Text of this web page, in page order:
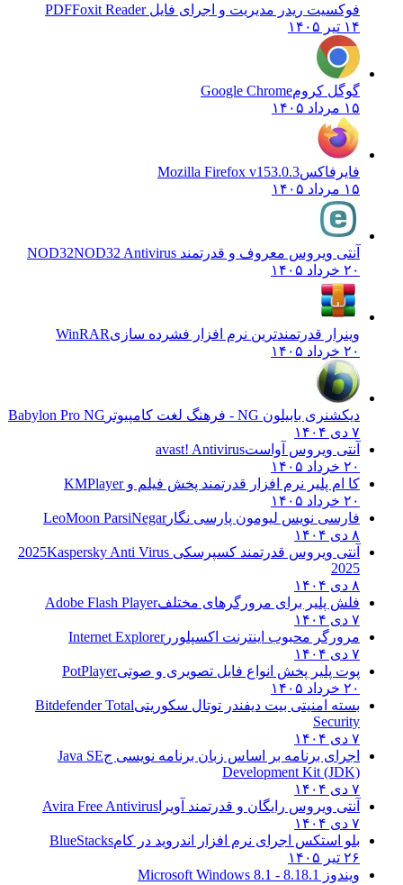
فوکسیت ریدر مدیریت و اجرای فایل PDFFoxit Reader
۱۴ تیر ۱۴۰۵
گوگل کرومGoogle Chrome
۱۵ مرداد ۱۴۰۵
فایرفاکسMozilla Firefox v153.0.3
۱۵ مرداد ۱۴۰۵
آنتی ویروس معروف و قدرتمند NOD32 NOD32 Antivirus
۲۰ خرداد ۱۴۰۵
وینرار قدرتمندترین نرم افزار فشرده سازیWinRAR
۲۰ خرداد ۱۴۰۵
دیکشنری بابیلون NG - فرهنگ لغت کامپیوتر
Babylon Pro NG
۷ دی ۱۴۰۴
آنتی ویروس آواستavast! Antivirus
۲۰ خرداد ۱۴۰۵
کا ام پلیر نرم افزار قدرتمند پخش فیلم وKMPlayer
۲۰ خرداد ۱۴۰۵
فارسی نویس لیومون پارسی نگارLeoMoon ParsiNegar
۸ دی ۱۴۰۴
آنتی ویروس قدرتمند کسپرسکی 2025 Kaspersky Anti Virus
2025
۸ دی ۱۴۰۴
فلش پلیر برای مرورگرهای مختلفAdobe Flash Player
۷ دی ۱۴۰۴
مرورگر محبوب اینترنت اکسپلوررInternet Explorer
۷ دی ۱۴۰۴
پوت پلیر پخش انواع فایل تصویری و صوتیPotPlayer
۲۰ خرداد ۱۴۰۵
بسته امنیتی بیت دیفندر توتال سکوریتیBitdefender Total
Security
۷ دی ۱۴۰۴
اجرای برنامه بر اساس زبان برنامه نویسی جJava SE
Development Kit (JDK)
۷ دی ۱۴۰۴
آنتی ویروس رایگان و قدرتمند آویرا Avira Free Antivirus
۷ دی ۱۴۰۴
بلو استکس اجرای نرم افزار اندروید در کامBlueStacks
۲۶ تیر ۱۴۰۵
ویندوز 8.1
8.1 - Microsoft Windows 8.1